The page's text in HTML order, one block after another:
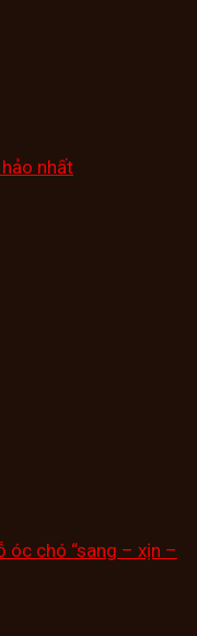
nhất
óc chó “sang – xịn –